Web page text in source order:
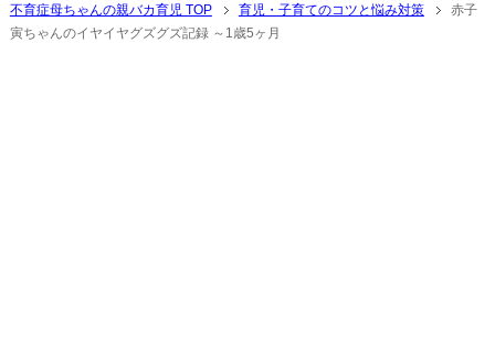
不育症母ちゃんの親バカ育児 TOP 育児・子育てのコツと悩み対策
赤子
寅ちゃんのイヤイヤグズグズ記録 ～1歳5ヶ月